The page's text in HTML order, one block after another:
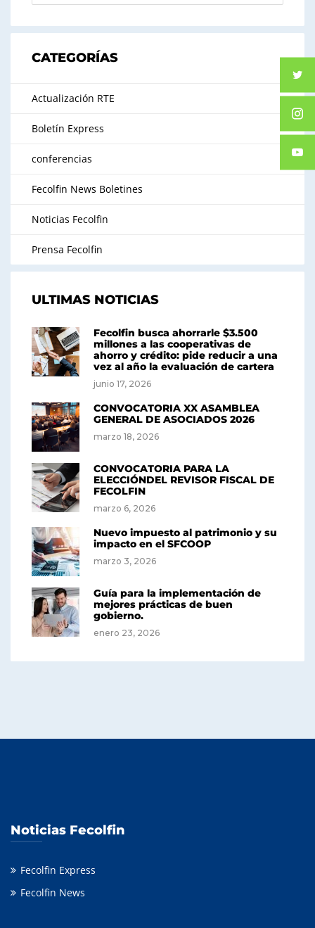
CATEGORÍAS
Actualización RTE
Boletín Express
conferencias
Fecolfin News Boletines
Noticias Fecolfin
Prensa Fecolfin
ULTIMAS NOTICIAS
Fecolfin busca ahorrarle $3.500
millones a las cooperativas de
ahorro y crédito: pide reducir a una
vez al año la evaluación de cartera
junio 17, 2026
CONVOCATORIA XX ASAMBLEA
GENERAL DE ASOCIADOS 2026
marzo 18, 2026
CONVOCATORIA PARA LA
ELECCIÓNDEL REVISOR FISCAL DE
FECOLFIN
marzo 6, 2026
Nuevo impuesto al patrimonio y su
impacto en el SFCOOP
marzo 3, 2026
Guía para la implementación de
mejores prácticas de buen
gobierno.
enero 23, 2026
Noticias Fecolfin
Fecolfin Express
Fecolfin News